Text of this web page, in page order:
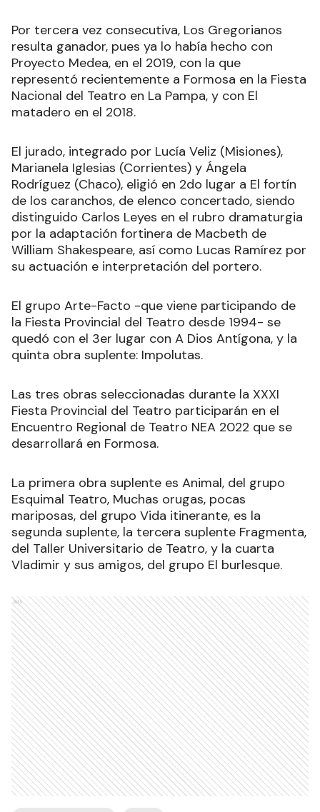
Por tercera vez consecutiva, Los Gregorianos
resulta ganador, pues ya lo había hecho con
Proyecto Medea, en el 2019, con la que
representó recientemente a Formosa en la Fiesta
Nacional del Teatro en La Pampa, y con El
matadero en el 2018.
El jurado, integrado por Lucía Veliz (Misiones),
Marianela Iglesias (Corrientes) y Ángela
Rodríguez (Chaco), eligió en 2do lugar a El fortín
de los caranchos, de elenco concertado, siendo
distinguido Carlos Leyes en el rubro dramaturgia
por la adaptación fortinera de Macbeth de
William Shakespeare, así como Lucas Ramírez por
su actuación e interpretación del portero.
El grupo Arte-Facto -que viene participando de
la Fiesta Provincial del Teatro desde 1994- se
quedó con el 3er lugar con A Dios Antígona, y la
quinta obra suplente: Impolutas.
Las tres obras seleccionadas durante la XXXI
Fiesta Provincial del Teatro participarán en el
Encuentro Regional de Teatro NEA 2022 que se
desarrollará en Formosa.
La primera obra suplente es Animal, del grupo
Esquimal Teatro, Muchas orugas, pocas
mariposas, del grupo Vida itinerante, es la
segunda suplente, la tercera suplente Fragmenta,
del Taller Universitario de Teatro, y la cuarta
Vladimir y sus amigos, del grupo El burlesque.
Ads